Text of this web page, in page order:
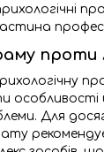
проти
особливості
Для